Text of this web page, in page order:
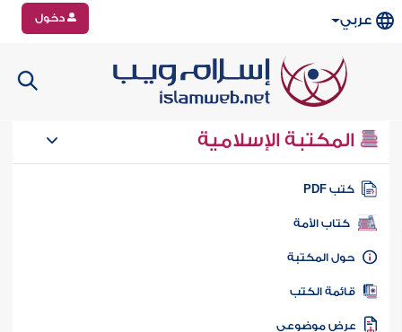
عربي دخول
المكتبة الإسلامية
كتب PDF
كتاب الأمة
المكتبة